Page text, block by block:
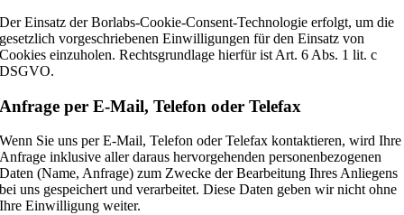
Der Einsatz der Borlabs-Cookie-Consent-Technologie erfolgt, um die
gesetzlich vorgeschriebenen Einwilligungen für den Einsatz von
Cookies einzuholen. Rechtsgrundlage hierfür ist Art. 6 Abs. 1 lit. c
DSGVO.
Anfrage per E-Mail, Telefon oder Telefax
Wenn Sie uns per E-Mail, Telefon oder Telefax kontaktieren, wird Ihre
Anfrage inklusive aller daraus hervorgehenden personenbezogenen
Daten (Name, Anfrage) zum Zwecke der Bearbeitung Ihres Anliegens
bei uns gespeichert und verarbeitet. Diese Daten geben wir nicht ohne
Ihre Einwilligung weiter.